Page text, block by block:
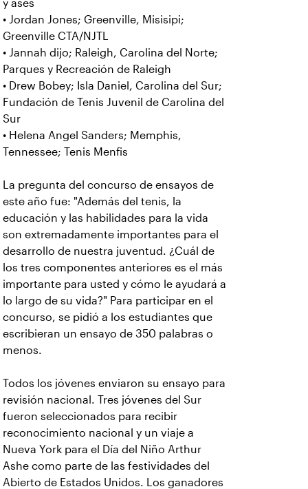
y ases
• Jordan Jones; Greenville, Misisipi;
Greenville CTA/NJTL
• Jannah dijo; Raleigh, Carolina del Norte;
Parques y Recreación de Raleigh
• Drew Bobey; Isla Daniel, Carolina del Sur;
Fundación de Tenis Juvenil de Carolina del
Sur
• Helena Angel Sanders; Memphis,
Tennessee; Tenis Menfis
La pregunta del concurso de ensayos de
este año fue: "Además del tenis, la
educación y las habilidades para la vida
son extremadamente importantes para el
desarrollo de nuestra juventud. ¿Cuál de
los tres componentes anteriores es el más
importante para usted y cómo le ayudará a
lo largo de su vida?" Para participar en el
concurso, se pidió a los estudiantes que
escribieran un ensayo de 350 palabras o
menos.
Todos los jóvenes enviaron su ensayo para
revisión nacional. Tres jóvenes del Sur
fueron seleccionados para recibir
reconocimiento nacional y un viaje a
Nueva York para el Día del Niño Arthur
Ashe como parte de las festividades del
Abierto de Estados Unidos. Los ganadores